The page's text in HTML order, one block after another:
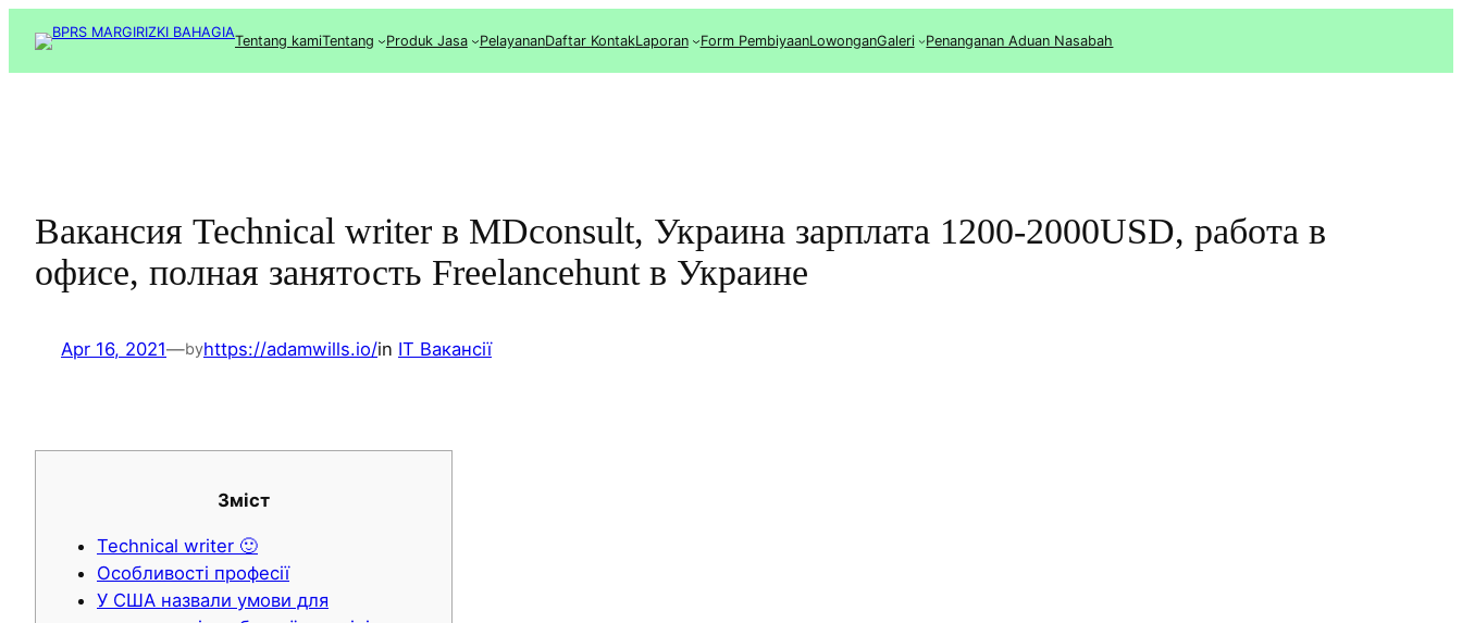
Lewati
konten
Tentang kamiTentang Produk Jasa PelayananDaftar KontakLaporan Form PembiyaanLowonganGaleri Penanganan Aduan Nasabah
Вакансия Technical writer в MDconsult, Украина зарплата 1200-2000USD, работа в
офисе, полная занятость Freelancehunt в Украине
Apr 16, 2021—byhttps://adamwills.io/in IT Вакансії
Зміст
Technical writer 🙂
Особливості професії
У США назвали умови для